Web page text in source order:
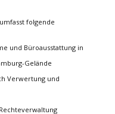
folgende
und Büroausstattung in
Gelände
Verwertung und